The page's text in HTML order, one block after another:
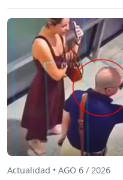
Actualidad • AGO 6 / 2026